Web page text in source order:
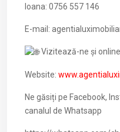
Ioana: 0756 557 146
E-mail:
Vizitează-ne și
Website:
Ne găsiți pe Facebook,
canalul de Whatsapp